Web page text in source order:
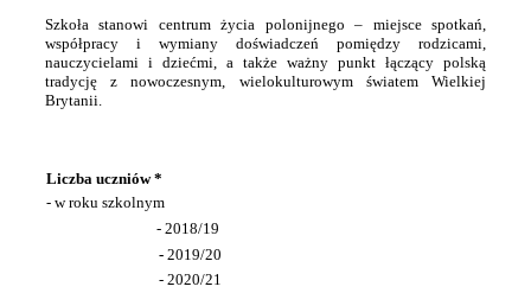
Szkoła stanowi centrum życia polonijnego – miejsce spotkań,
współpracy i wymiany doświadczeń pomiędzy rodzicami,
nauczycielami i dziećmi, a także ważny punkt łączący polską
tradycję z nowoczesnym, wielokulturowym światem Wielkiej
Brytanii.
Liczba uczniów *
- w roku szkolnym
- 2018/19
- 2019/20
- 2020/21